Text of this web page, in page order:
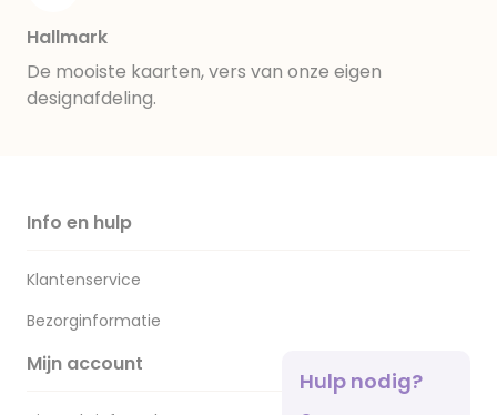
Hallmark
De mooiste kaarten, vers van onze eigen
designafdeling.
Info en hulp
Klantenservice
Bezorginformatie
Mijn account
Hulp nodig?